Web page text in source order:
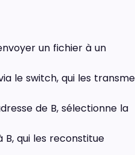
un fichier à un
le switch, qui les
de B, sélectionne la
B, qui les reconstitue